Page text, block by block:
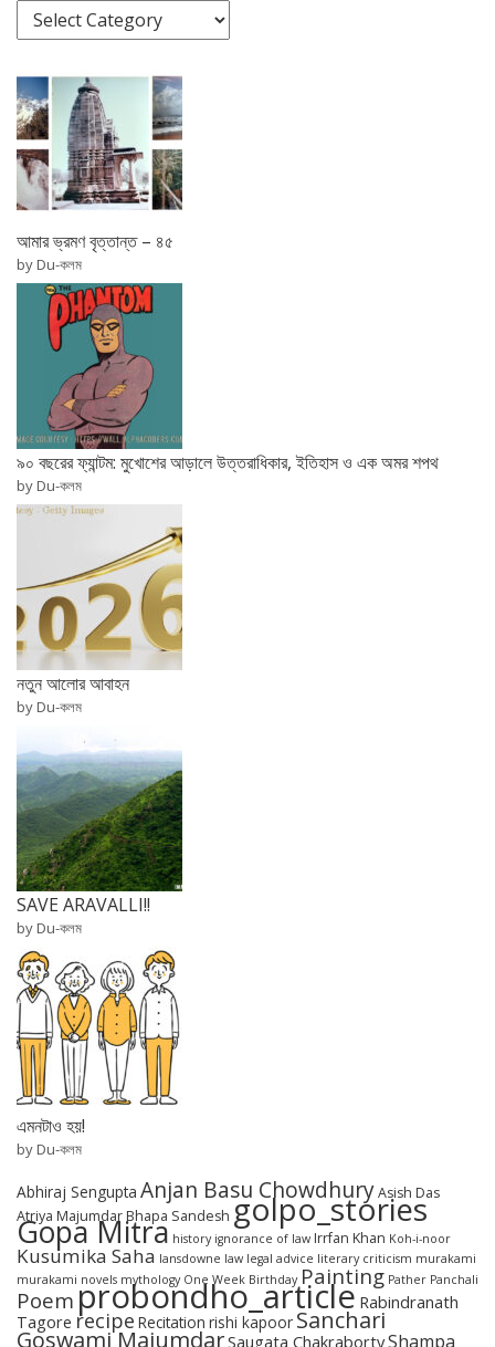
আমার ভ্রমণ বৃত্তান্ত – ৪৫
by Du-কলম
৯০ বছরের ফ্যান্টম: মুখোশের আড়ালে উত্তরাধিকার, ইতিহাস ও এক অমর শপথ
by Du-কলম
নতুন আলোর আবাহন
by Du-কলম
SAVE ARAVALLI!!
by Du-কলম
এমনটাও হয়!
by Du-কলম
Abhiraj Sengupta Anjan Basu ChowdhuryAsish Das
Atriya Majumdar Bhapa Sandesh golpo_stories
Gopa Mitra history ignorance of law Irrfan Khan Koh-i-noor
Kusumika Saha lansdowne law legal advice literary criticism murakami
murakami novels mythology One Week Birthday Painting Pather Panchali
Poem probondho_article Rabindranath
Tagore recipe Recitation rishi kapoor Sanchari
Goswami MajumdarSaugata ChakrabortyShampa